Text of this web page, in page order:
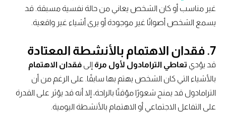
غير مناسب أو كان الشخص يعاني من حالة نفسية مسبقة. قد
يسمع الشخص أصواتًا غير موجودة أو يرى أشياء غير واقعية.
7. فقدان الاهتمام بالأنشطة المعتادة
قد يؤديتعاطي الترامادول لأول مرةإلى
فقدان الاهتمام
بالأشياء التي كان الشخص يهتم بها سابقًا. على الرغم من أن
الترامادول قد يمنح شعورًا مؤقتًا بالراحة، إلا أنه قد يؤثر على القدرة
على التفاعل الاجتماعي أو الاهتمام بالأنشطة اليومية.